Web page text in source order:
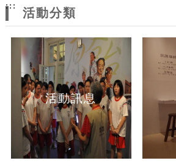
:::
活動分類
活動訊息